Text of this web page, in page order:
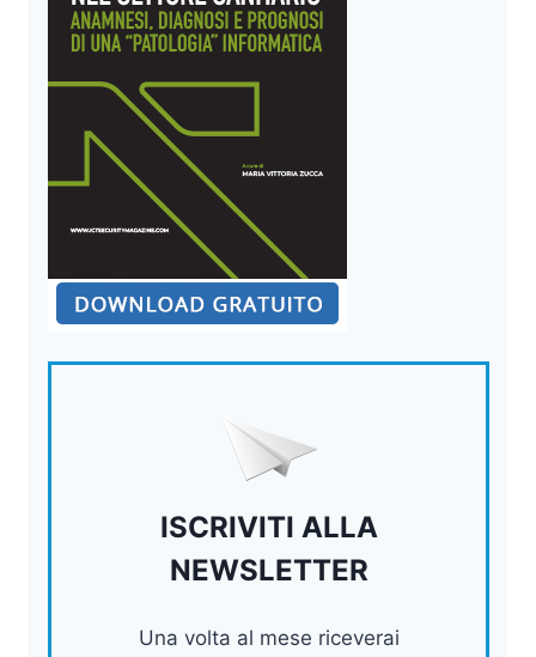
ISCRIVITI ALLA
NEWSLETTER
Una volta al mese riceverai